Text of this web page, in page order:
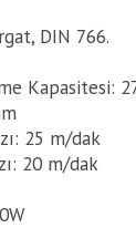
DIN 766.
Kapasitesi:
25 m/dak
20 m/dak